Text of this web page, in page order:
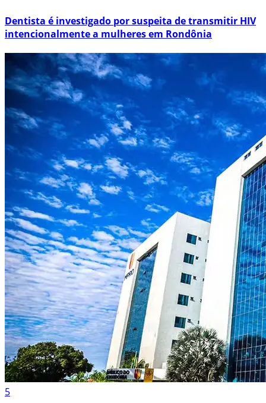
Dentista é investigado por suspeita de transmitir HIV
intencionalmente a mulheres em Rondônia
5